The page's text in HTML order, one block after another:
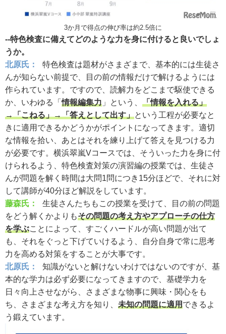
3か月で得点の伸び率は約2.5倍に
--特色検査に備えてどのような力を身に付けると良いでしょ
うか。
北原氏：
特色検査は題材がさまざまで、基本的には生徒さ
んが知らない前提で、目の前の情報だけで解けるようには
作られています。ですので、読解力をどこまで駆使できる
か、いわゆる「情報編集力 」という、 「情報を入れる」
→「こねる」→「答えとして出す」という工程が必要なと
きに適用できるかどうかがポイントになってきます。適切
な情報を拾い、あとはそれを練り上げて答えを見つける力
が必要です。横浜翠嵐Vコースでは、そういった力を身に付
けられるよう、特色検査対策の演習編の授業では、生徒さ
んが問題を解く時間は大問1問につき15分ほどで、それに対
して講師が40分ほど解説をしています。
藤森氏：
生徒さんたちもこの授業を受けて、目の前の問題
をどう解くかよりもその問題の考え方やアプローチの仕方
を学ぶことによって、すごくハードルが高い問題が出て
も、それをぐっと下げていけるよう、自分自身で常に思考
力を高める対策をすることが大事です。
北原氏：
知識がないと解けないわけではないのですが、基
本的な学力は必ず必要になってきますので、基礎学力を
日々向上させながら、さまざまな物事に興味・関心をも
ち、さまざまな考え方を知り、 未知の問題に適用できるよ
う鍛えています。